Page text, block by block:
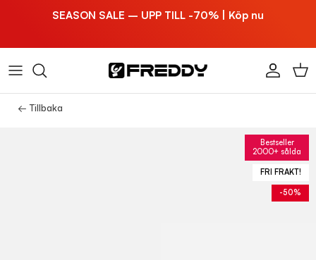
SEASON SALE – UPP TILL -70% | Köp nu
Konto
← Tillbaka
Bestseller
2000+ sålda
FRI FRAKT!
-50%